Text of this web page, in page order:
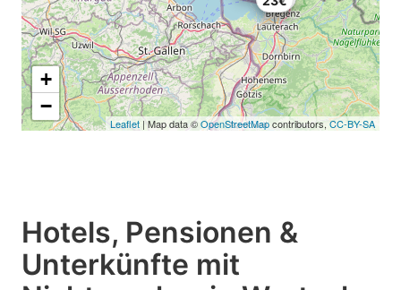
+
−
Leaflet | Map data ©OpenStreetMapcontributors, CC-BY-SA
Hotels, Pensionen &
Unterkünfte mit